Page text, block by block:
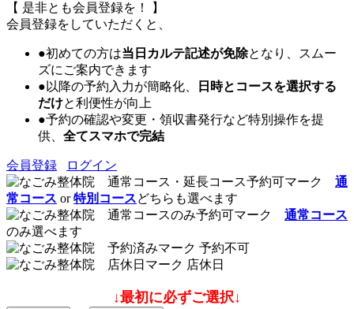
【 是非とも会員登録を！ 】
会員登録をしていただくと、
●初めての方は当日カルテ記述が免除となり、スムー
ズにご案内できます
●以降の予約入力が簡略化、
日時とコースを選択する
だけと利便性が向上
●予約の確認や変更・領収書発行など特別操作を提
供、 全てスマホで完結
会員登録
ログイン
通
常コース or特別コースどちらも選べます
通常コース
のみ選べます
予約不可
店休日
↓最初に必ずご選択↓